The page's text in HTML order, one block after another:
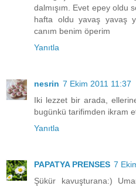
dalmışım. Evet epey oldu
hafta oldu yavaş yavaş
canım benim öperim
Yanıtla
nesrin 7 Ekim 2011 11:37
Iki lezzet bir arada,
bugünkü tarifimden ikram
Yanıtla
PAPATYA PRENSES 7
Şükür kavuşturana:)